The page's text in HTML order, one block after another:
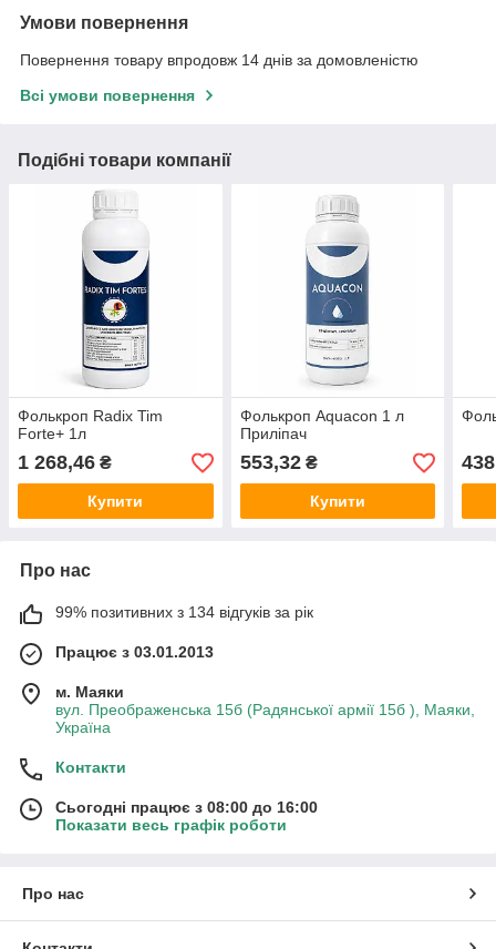
Умови повернення
Повернення товару впродовж 14 днів за домовленістю
Всі умови повернення
Подібні товари компанії
Фолькроп Radix Tim
Forte+ 1л
1 268,46 ₴
Купити
Фолькроп Aquacon 1 л
Приліпач
553,32₴
Купити
Про нас
99% позитивних з 134 відгуків за рік
Працює з 03.01.2013
м. Маяки
вул. Преображенська 15б (Радянської армії 15б ), Маяки,
Україна
Контакти
Сьогодні працює з 08:00 до 16:00
Показати весь графік роботи
Про нас